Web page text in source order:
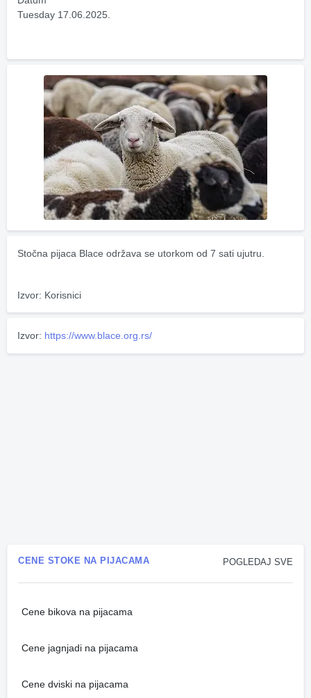
Tuesday 17.06.2025.
Stočna pijaca Blace održava se utorkom od 7 sati ujutru.
Izvor: Korisnici
Izvor: https://www.blace.org.rs/
POGLEDAJ SVE
CENE STOKE NA PIJACAMA
Cene bikova na pijacama
Cene jagnjadi na pijacama
Cene dviski na pijacama